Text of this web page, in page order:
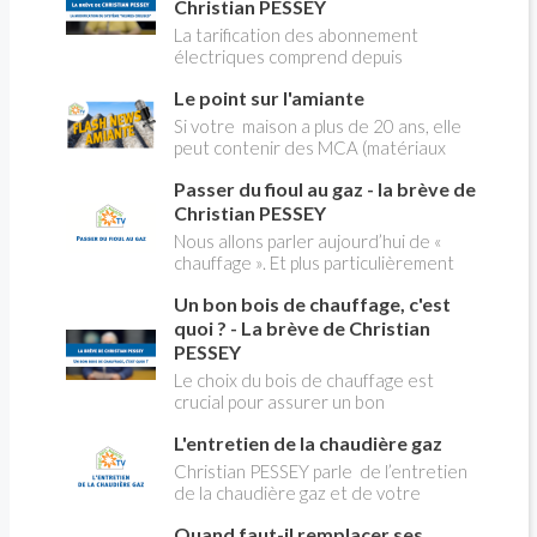
Christian PESSEY
La tarification des abonnement
électriques comprend depuis
pleines, heures creuses. Aujourd'hui
Christian PESSEY vous explique tout
ce qu'il faut savoir sur la nouvelle
modification du système "heures
creuses" qui concerne près de 15
millions de Français !
Le point sur l'amiante
Si votre maison a plus de 20 ans, elle
peut contenir des MCA (matériaux
panique, on fait le point dans notre
flash news n°3 spéciale Amiante et
ses dangers avec Christian Pessey
Passer du fioul au gaz - la brève de
Christian PESSEY
Nous allons parler aujourd’hui de «
chauffage ». Et plus particulièrement
aborder l’abandon du fioul au profit du
gaz.
Un bon bois de chauffage, c'est
quoi ? - La brève de Christian
PESSEY
Le choix du bois de chauffage est
crucial pour assurer un bon
l'impact environnemental. Mais
comment reconnaître un bois de
qualité ? Plusieurs critères entrent en
jeu : le type d'essence, le taux
d'humidité, la densité et la saison de
L'entretien de la chaudière gaz
Christian PESSEY parle de l’entretien
de la chaudière gaz et de votre